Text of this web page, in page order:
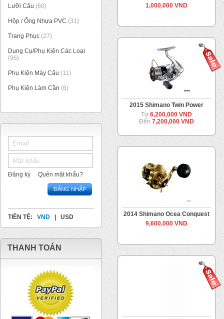
Lưỡi Câu (60)
Hộp / Ống Nhựa PVC (31)
Trang Phục (27)
Dụng Cụ/Phụ Kiện Các Loại
(96)
Phụ Kiện Máy Câu (11)
Phụ Kiện Làm Cần (6)
Đăng ký Quên mật khẩu?
ĐĂNG NHẬP
TIỀN TỆ: VND USD
THANH TOÁN
1,000,000 VND
2015 Shimano Twin Power
Từ 6,200,000 VND
Đến 7,200,000 VND
2014 Shimano Ocea Conquest
9,600,000 VND